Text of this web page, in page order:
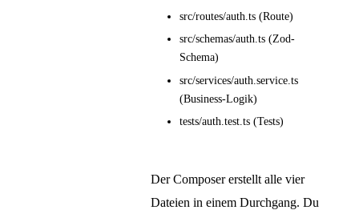
src/routes/auth.ts (Route)
src/schemas/auth.ts (Zod-
Schema)
src/services/auth.service.ts
(Business-Logik)
tests/auth.test.ts (Tests)
Der Composer erstellt alle vier
Dateien in einem Durchgang. Du